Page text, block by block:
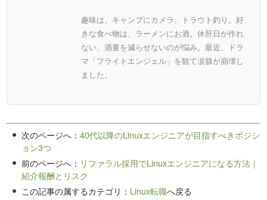
趣味は、キャンプにカメラ、トラウト釣り。好
きな食べ物は、ラーメンにお酒。休肝日が作れ
ない、酒量を減らせないのが悩み。最近、ドラ
マ「フライトエンジェル」を観て涙腺が崩壊し
ました。
次のページへ：40代以降のLinuxエンジニアが目指すべきポジシ
ョン3つ
前のページへ： リファラル採用でLinuxエンジニアになる方法｜
紹介報酬とリスク
この記事の属するカテゴリ： Linux転職へ戻る